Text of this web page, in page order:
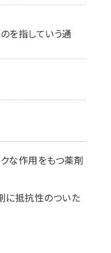
を指していう通
な作用をもつ薬剤
に抵抗性のついた